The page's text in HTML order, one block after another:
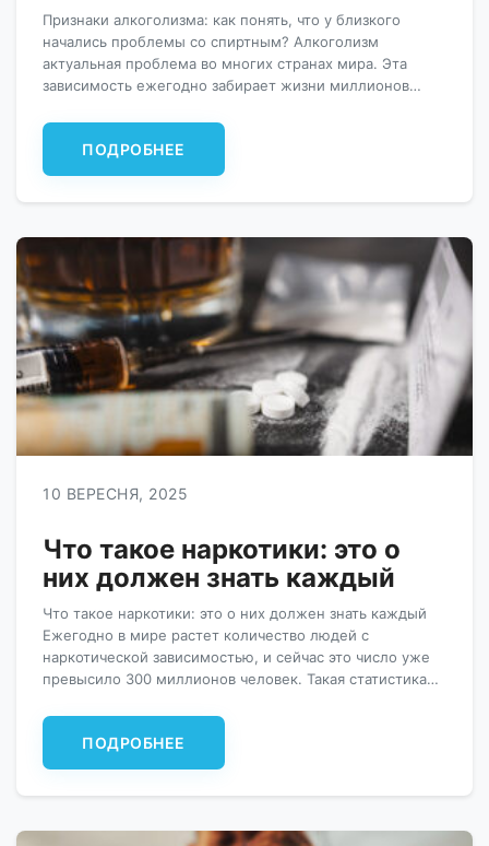
Признаки алкоголизма: как понять, что у близкого
начались проблемы со спиртным? Алкоголизм
актуальная проблема во многих странах мира. Эта
зависимость ежегодно забирает жизни миллионов
признаки алкоголизма и помочь человеку вылечиться.
Что такое алкоголизм и каковы его причины?
Алкоголизм – заболевание прогрессирующего
ПОДРОБНЕЕ
10 ВЕРЕСНЯ, 2025
Что такое наркотики: это о
них должен знать каждый
Что такое наркотики: это о них должен знать каждый
Ежегодно в мире растет количество людей с
наркотической зависимостью, и сейчас это число уже
превысило 300 миллионов человек. Такая статистика
наркоманов, но и распространением опасных
заболеваний и ухудшением качества общества. Какие
виды наркотиков бывают и чем они опасны? Что такое
ПОДРОБНЕЕ